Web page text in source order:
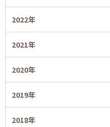
2022年
2021年
2020年
2019年
2018年